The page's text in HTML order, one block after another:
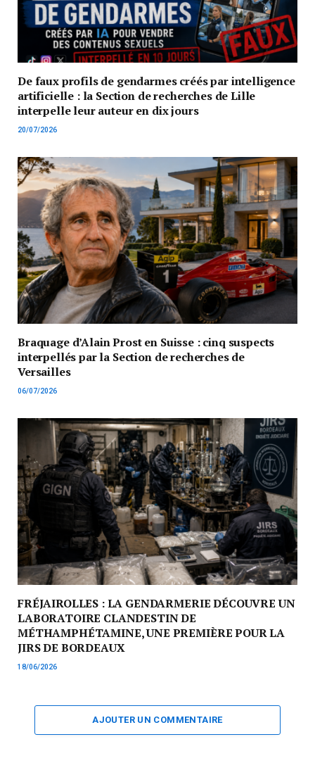
De faux profils de gendarmes créés par intelligence
artificielle : la Section de recherches de Lille
interpelle leur auteur en dix jours
20/07/2026
Braquage d’Alain Prost en Suisse : cinq suspects
interpellés par la Section de recherches de
Versailles
06/07/2026
FRÉJAIROLLES : LA GENDARMERIE DÉCOUVRE UN
LABORATOIRE CLANDESTIN DE
MÉTHAMPHÉTAMINE, UNE PREMIÈRE POUR LA
JIRS DE BORDEAUX
18/06/2026
AJOUTER UN COMMENTAIRE